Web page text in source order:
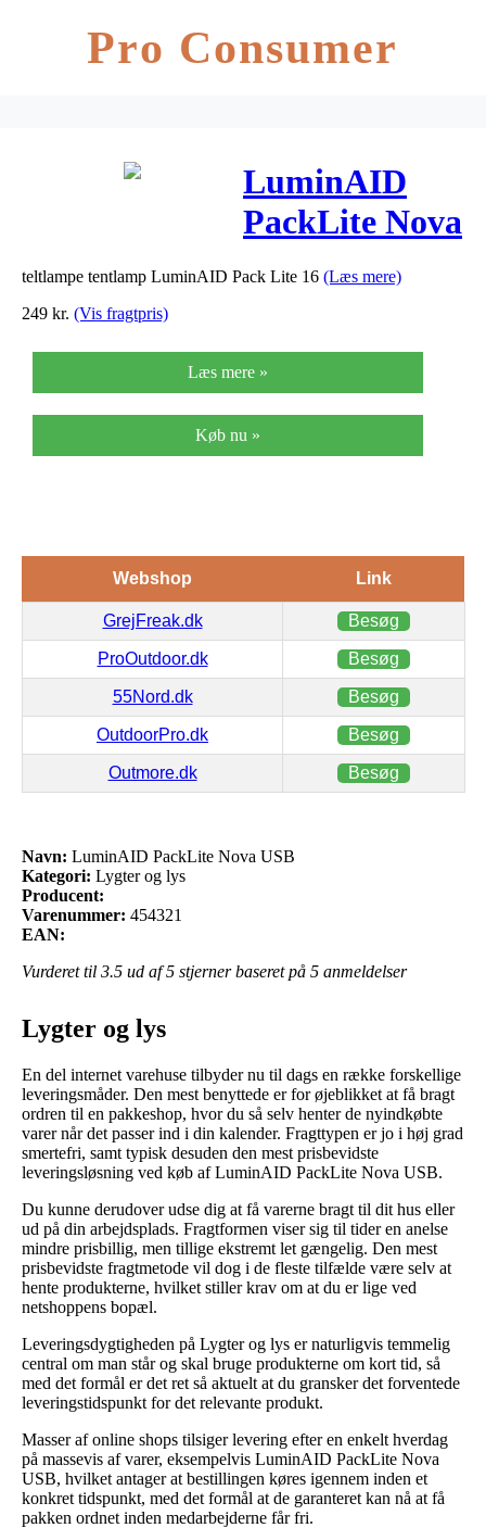
Pro Consumer
LuminAID
PackLite Nova
USB
teltlampe tentlamp LuminAID Pack Lite 16 (Læs mere)
249 kr. (Vis fragtpris)
Læs mere »
Køb nu »
Webshop Link
GrejFreak.dk Besøg
ProOutdoor.dk Besøg
55Nord.dk Besøg
OutdoorPro.dk Besøg
Outmore.dk Besøg
Navn: LuminAID PackLite Nova USB
Kategori: Lygter og lys
Producent:
Varenummer: 454321
EAN:
Vurderet til 3.5 ud af 5 stjerner baseret på 5 anmeldelser
Lygter og lys
En del internet varehuse tilbyder nu til dags en række forskellige
leveringsmåder. Den mest benyttede er for øjeblikket at få bragt
ordren til en pakkeshop, hvor du så selv henter de nyindkøbte
varer når det passer ind i din kalender. Fragttypen er jo i høj grad
smertefri, samt typisk desuden den mest prisbevidste
leveringsløsning ved køb af LuminAID PackLite Nova USB.
Du kunne derudover udse dig at få varerne bragt til dit hus eller
ud på din arbejdsplads. Fragtformen viser sig til tider en anelse
mindre prisbillig, men tillige ekstremt let gængelig. Den mest
prisbevidste fragtmetode vil dog i de fleste tilfælde være selv at
hente produkterne, hvilket stiller krav om at du er lige ved
netshoppens bopæl.
Leveringsdygtigheden på Lygter og lys er naturligvis temmelig
central om man står og skal bruge produkterne om kort tid, så
med det formål er det ret så aktuelt at du gransker det forventede
leveringstidspunkt for det relevante produkt.
Masser af online shops tilsiger levering efter en enkelt hverdag
på massevis af varer, eksempelvis LuminAID PackLite Nova
USB, hvilket antager at bestillingen køres igennem inden et
konkret tidspunkt, med det formål at de garanteret kan nå at få
pakken ordnet inden medarbejderne får fri.